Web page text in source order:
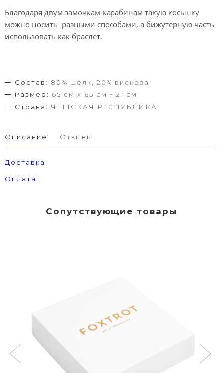
Благодаря двум замочкам-карабинам такую косынку
можно носить разными способами, а бижутерную часть
использовать как браслет.
Состав: 80% шелк, 20% вискоза
Размер: 65 см х 65 см + 21 см
Страна: ЧЕШСКАЯ РЕСПУБЛИКА
Описание Отзывы
Доставка
Оплата
Сопутствующие товары